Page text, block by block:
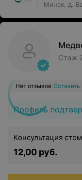
Минск, д.
Стаж
Профиль
Нет отзывов Оставить
Консультация
12,00 руб.